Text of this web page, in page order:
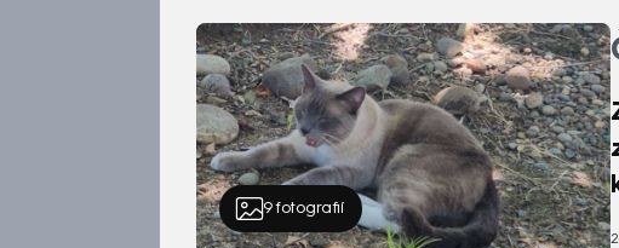
9fotografií